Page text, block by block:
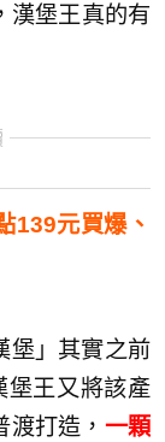
漢堡王真的有
139元買爆、
堡」其實之前
堡王又將該產
打造， 一顆